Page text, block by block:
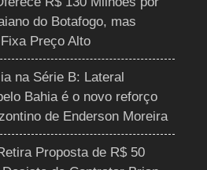
do Botafogo, mas
Preço Alto
na Série B: Lateral
Bahia é o novo reforço
de Enderson Moreira
Proposta de R$ 50